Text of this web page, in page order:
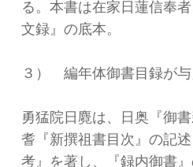
る。本書は在家日蓮信奉
文録』の底本。
３） 編年体御書目録が
勇猛院日麑は、日奥『御
耆『新撰祖書目次』の記
考』を著し、『録内御書